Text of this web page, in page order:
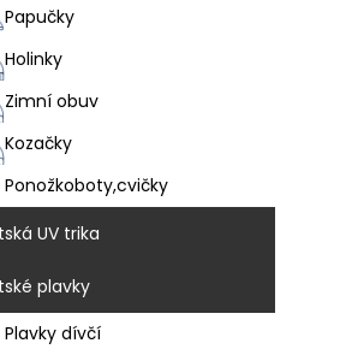
Papučky
Holinky
Zimní obuv
Kozačky
Ponožkoboty,cvičky
UV trika
plavky
Plavky dívčí